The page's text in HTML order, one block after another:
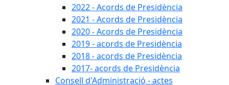
2022 - Acords de Presidència
2021 - Acords de Presidència
2020 - Acords de Presidència
2019 - acords de Presidència
2018 - acords de Presidència
2017- acords de Presidència
Consell d'Administració - actes